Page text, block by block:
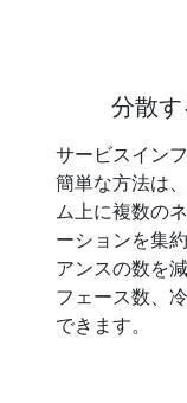
分散
サービスイン
簡単な方法は
ム上に複数の
ーションを集
アンスの数を
フェース数、
できます。